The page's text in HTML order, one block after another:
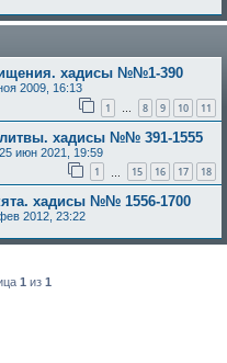
хадисы №№1-390
2009, 16:13
1 … 8 9 10 11
хадисы №№ 391-1555
25 июн 2021, 19:59
1 15 16 17 18
хадисы №№ 1556-1700
2012, 23:22
1 из 1